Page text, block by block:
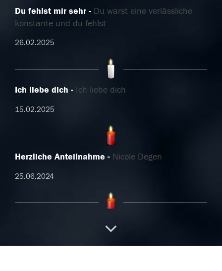
Du fehlst mir sehr
Du warst eine verlässliche
konstante und du fehlst
26.02.2025
Ich liebe dich Ich liebe dich
15.02.2025
Herzliche Anteilnahme Nicole Degen
25.06.2024
Gute Reise liebe Edeltraud
lernen, die "süß...weiterlesen